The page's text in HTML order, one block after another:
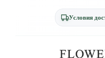
Условия